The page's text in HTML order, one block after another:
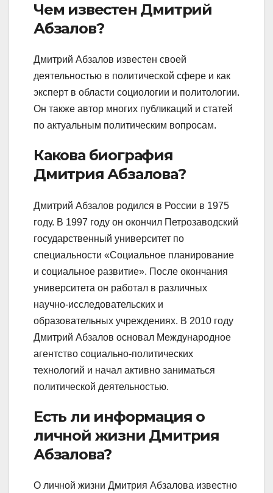
Чем известен Дмитрий
Абзалов?
Дмитрий Абзалов известен своей
деятельностью в политической сфере и как
эксперт в области социологии и политологии.
Он также автор многих публикаций и статей
по актуальным политическим вопросам.
Какова биография
Дмитрия Абзалова?
Дмитрий Абзалов родился в России в 1975
году. В 1997 году он окончил Петрозаводский
государственный университет по
специальности «Социальное планирование
и социальное развитие». После окончания
университета он работал в различных
научно-исследовательских и
образовательных учреждениях. В 2010 году
Дмитрий Абзалов основал Международное
агентство социально-политических
технологий и начал активно заниматься
политической деятельностью.
Есть ли информация о
личной жизни Дмитрия
Абзалова?
О личной жизни Дмитрия Абзалова известно